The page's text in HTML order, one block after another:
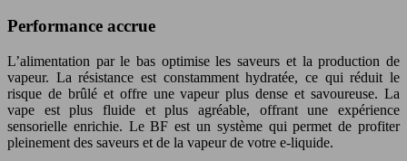
Performance accrue
L’alimentation par le bas optimise les saveurs et la production de
vapeur. La résistance est constamment hydratée, ce qui réduit le
risque de brûlé et offre une vapeur plus dense et savoureuse. La
vape est plus fluide et plus agréable, offrant une expérience
sensorielle enrichie. Le BF est un système qui permet de profiter
pleinement des saveurs et de la vapeur de votre e-liquide.